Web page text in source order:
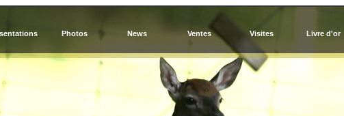
Photos News Ventes Visites Livre d'or